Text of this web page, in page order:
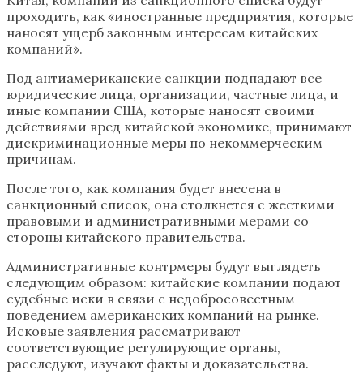
проходить, как «иностранные предприятия, которые
наносят ущерб законным интересам китайских
компаний».
Под антиамериканские санкции подпадают все
юридические лица, организации, частные лица, и
иные компании США, которые наносят своими
действиями вред китайской экономике, принимают
дискриминационные меры по некоммерческим
причинам.
После того, как компания будет внесена в
санкционный список, она столкнется с жесткими
правовыми и административными мерами со
стороны китайского правительства.
Административные контрмеры будут выглядеть
следующим образом: китайские компании подают
судебные иски в связи с недобросовестным
поведением американских компаний на рынке.
Исковые заявления рассматривают
соответствующие регулирующие органы,
расследуют, изучают факты и доказательства.